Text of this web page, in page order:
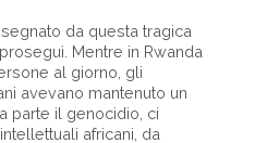
da questa tragica
Mentre in Rwanda
al giorno, gli
avevano mantenuto un
parte il genocidio, ci
africani, da